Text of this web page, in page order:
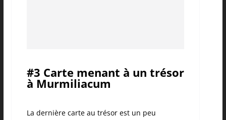
#3 Carte menant à un trésor
à Murmiliacum
La dernière carte au trésor est un peu